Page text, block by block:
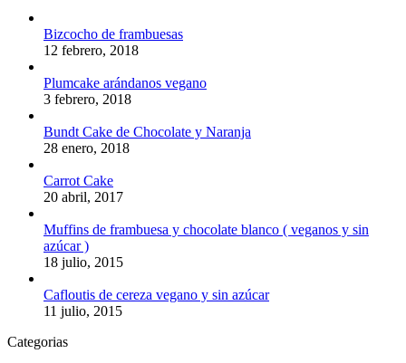
Bizcocho de frambuesas
12 febrero, 2018
Plumcake arándanos vegano
3 febrero, 2018
Bundt Cake de Chocolate y Naranja
28 enero, 2018
Carrot Cake
20 abril, 2017
Muffins de frambuesa y chocolate blanco ( veganos y sin
azúcar )
18 julio, 2015
Cafloutis de cereza vegano y sin azúcar
11 julio, 2015
Categorias